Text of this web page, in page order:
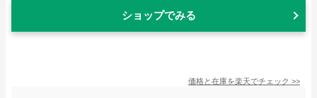
ショップでみる
価格と在庫を楽天でチェック >>